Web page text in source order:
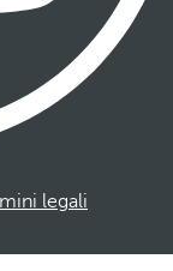
legali